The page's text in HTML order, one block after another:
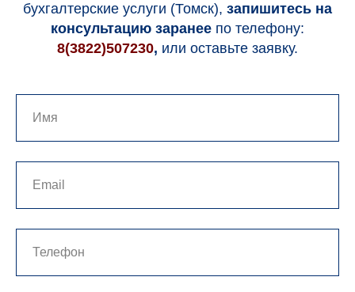
бухгалтерские услуги (Томск), запишитесь на
консультацию заранее по телефону:
8(3822)507230, или оставьте заявку.